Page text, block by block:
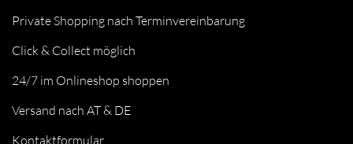
Private Shopping nach Terminvereinbarung
Click & Collect möglich
24/7 im Onlineshop shoppen
Versand nach AT & DE
Kontaktformular